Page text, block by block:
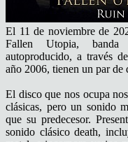
El 11 de noviembre de
Fallen Utopia, banda
autoproducido, a través
año 2006, tienen un par de
El disco que nos ocupa
clásicas, pero un sonido
que su predecesor.
sonido clásico death,